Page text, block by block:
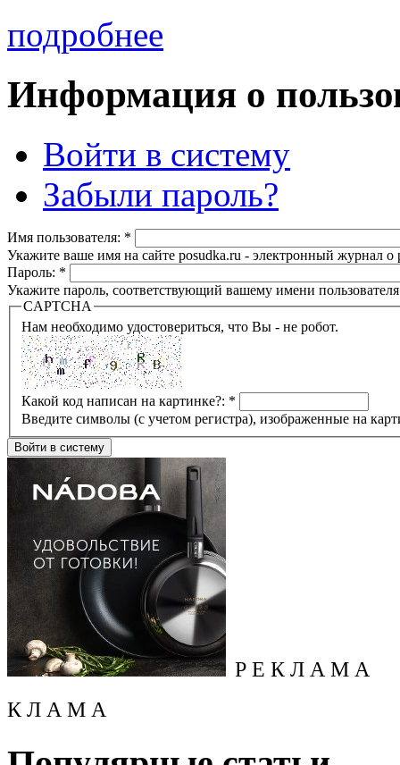
подробнее
Информация о
Войти в систему
Забыли пароль?
Имя пользователя: *
Укажите ваше имя на сайте posudka.ru - электронный журнал
Пароль: *
Укажите пароль, соответствующий вашему имени
CAPTCHA
Нам необходимо удостовериться, что Вы - не робот.
Какой код написан на картинке?: *
Введите символы (с учетом регистра), изображенные на
Р Е К Л А М А
К Л А М А